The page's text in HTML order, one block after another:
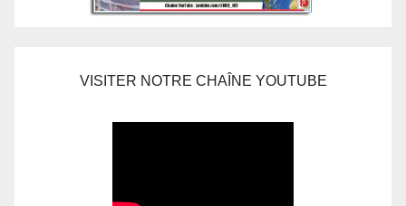
VISITER NOTRE CHAÎNE YOUTUBE